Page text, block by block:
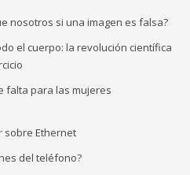
nosotros si una imagen es falsa?
el cuerpo: la revolución científica
falta para las mujeres
sobre Ethernet
del teléfono?